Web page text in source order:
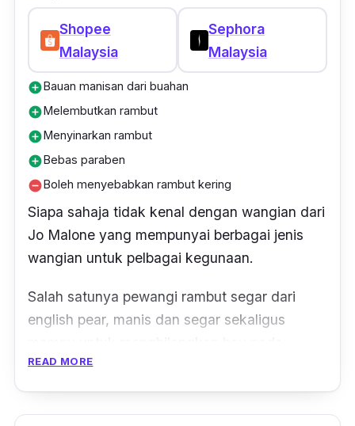
Shopee
Malaysia
Sephora
Malaysia
add_circleBauan manisan dari buahan
add_circleMelembutkan rambut
add_circleMenyinarkan rambut
add_circleBebas paraben
remove_circleBoleh menyebabkan rambut kering
Siapa sahaja tidak kenal dengan wangian dari
Jo Malone yang mempunyai berbagai jenis
wangian untuk pelbagai kegunaan.
Salah satunya pewangi rambut segar dari
english pear, manis dan segar sekaligus
rambut yang terdedah pada asap.
READ MORE